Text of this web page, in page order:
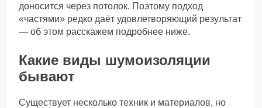
доносится через потолок. Поэтому подход
«частями» редко даёт удовлетворяющий результат
— об этом расскажем подробнее ниже.
Какие виды шумоизоляции
бывают
Существует несколько техник и материалов, но